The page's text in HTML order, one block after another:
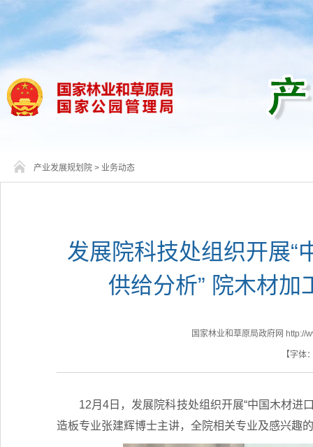
产业发展规划院 > 业务动态
发展院科技处组织开展“
供给分析” 院木材
国家林业和草原局政府网 http://
【字体
12月4日，发展院科技处组织开展“中国木材进
造板专业张建辉博士主讲，全院相关专业及感兴趣